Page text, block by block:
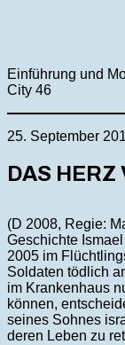
Einführung und
City 46
25. September
DAS HERZ
(D 2008, Regie:
Geschichte
2005 im
Soldaten tödlich
im Krankenhaus
können,
seines Sohnes
deren Leben zu